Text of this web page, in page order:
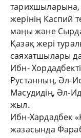
тарихшыларына,
жерінің Каспий
маңы және
Қазақ жері
саяхатшылары
Ибн-
Рустанның, Әл-
Масудидің, Әл-
жыл.
Ибн-Хардадбек
жазасында